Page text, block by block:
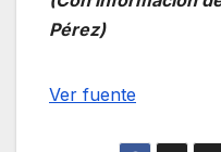
Pérez)
Ver fuente